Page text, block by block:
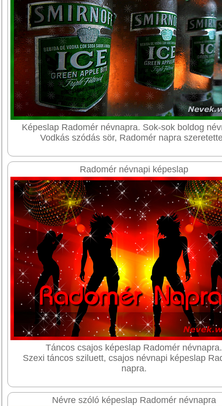
Képeslap Radomér névnapra. Sok-sok boldog
Vodkás szódás sör, Radomér napra
Radomér névnapi képeslap
Táncos csajos képeslap Radomér névnapra.
Szexi táncos sziluett, csajos névnapi képeslap
napra.
Névre szóló képeslap Radomér névnapra